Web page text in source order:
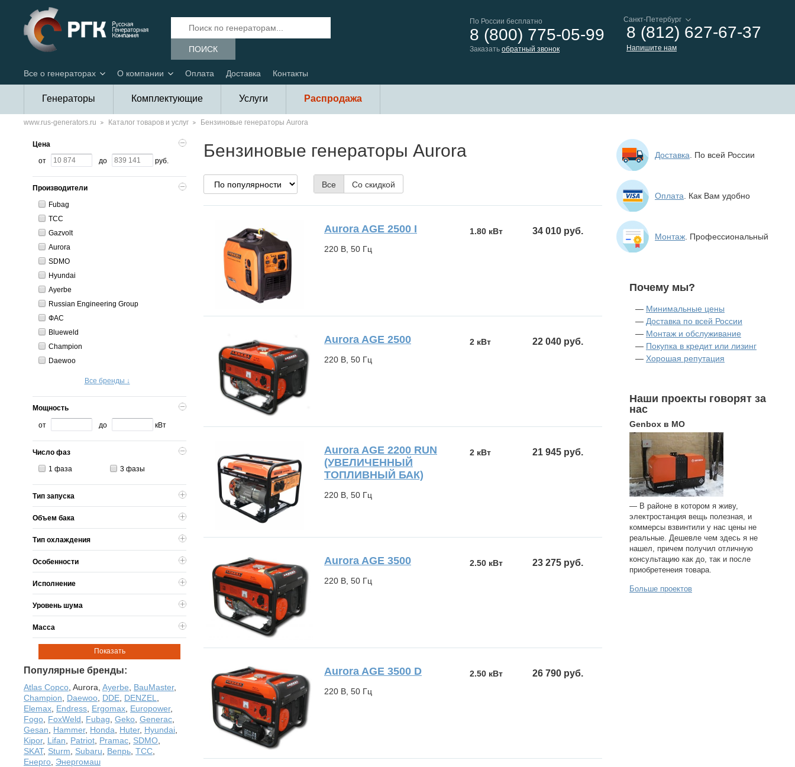
ПОИСК
По России бесплатно
8 (800) 775-05-99
Заказать обратный звонок
8 (812) 627-67-37
Напишите нам
Все о генераторах О компании Оплата Доставка Контакты
Генераторы Комплектующие Услуги Распродажа
www.rus-generators.ru Каталог товаров и услуг Бензиновые генераторы Aurora
Цена
от до руб.
Производители
Fubag
ТСС
Gazvolt
Aurora
SDMO
Hyundai
Ayerbe
Russian Engineering Group
ФАС
Blueweld
Champion
Daewoo
Все бренды ↓
Мощность
от до кВт
Число фаз
1 фаза 3 фазы
Тип запуска
Объем бака
Тип охлаждения
Особенности
Исполнение
Уровень шума
Масса
Показать
Популярные бренды:
Atlas Copco Aurora Ayerbe BauMaster,
Champion
Daewoo DDE DENZEL
Elemax Endress Ergomax Europower,
Fogo FoxWeld Fubag Geko Generac
Gesan
Hammer, Honda Huter, Hyundai
Kipor, Lifan Patriot Pramac SDMO
SKAT, Sturm Subaru Вепрь ТСС
Енерго Энергомаш
Бензиновые генераторы Aurora
Все Со скидкой
Aurora AGE 2500 І
220 В, 50 Гц
34 010 руб.
1.80 кВт
Aurora AGE 2500
220 В, 50 Гц
22 040 руб.
2 кВт
Aurora AGE 2200 RUN
(УВЕЛИЧЕННЫЙ
ТОПЛИВНЫЙ БАК)
220 В, 50 Гц
21 945 руб.
2 кВт
Aurora AGE 3500
220 В, 50 Гц
23 275 руб.
2.50 кВт
Aurora AGE 3500 D
220 В, 50 Гц
26 790 руб.
2.50 кВт
Доставка . По всей России
Оплата . Как Вам удобно
Монтаж . Профессиональный
Почему мы?
— Минимальные цены
— Доставка по всей России
— Монтаж и обслуживание
— Покупка в кредит или лизинг
— Хорошая репутация
Наши проекты говорят за
нас
Genbox в МО
— В районе в котором я живу,
электростанция вещь полезная, и
коммерсы взвинтили у нас цены не
реальные. Дешевле чем здесь я не
нашел, причем получил отличную
консультацию как до, так и после
приобретенеия товара.
Больше проектов